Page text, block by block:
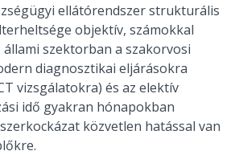
ellátórendszer strukturális
objektív, számokkal
szektorban a szakorvosi
diagnosztikai eljárásokra
vizsgálatokra) és az elektív
idő gyakran hónapokban
közvetlen hatással van